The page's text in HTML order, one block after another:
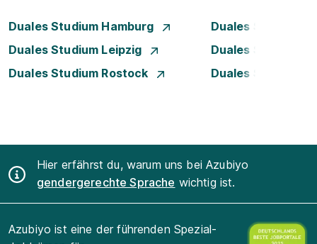
Duales Studium Hamburg
Duales Studium
Duales Studium Leipzig
Duales Studium
Duales Studium Rostock
Duales Studium
Hier erfährst du, warum uns bei Azubiyo
gendergerechte Sprache wichtig ist.
Azubiyo ist eine der führenden Spezial-